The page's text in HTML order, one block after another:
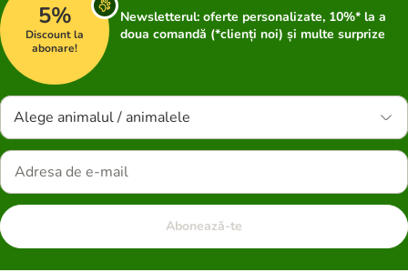
5%
Discount la
abonare!
Newsletterul: oferte personalizate, 10%* la a
doua comandă (*clienți noi) și multe surprize
Alege animalul / animalele
Abonează-te